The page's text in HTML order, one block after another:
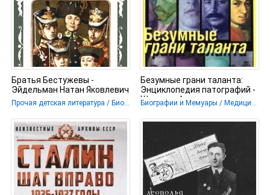
Братья Бестужевы -
Эйдельман Натан Яковлевич
Прочая детская литература / Биографии и Мемуары / История
Безумные грани таланта:
Энциклопедия патографий -
Шувалов Александр
Биографии и Мемуары / Медицина